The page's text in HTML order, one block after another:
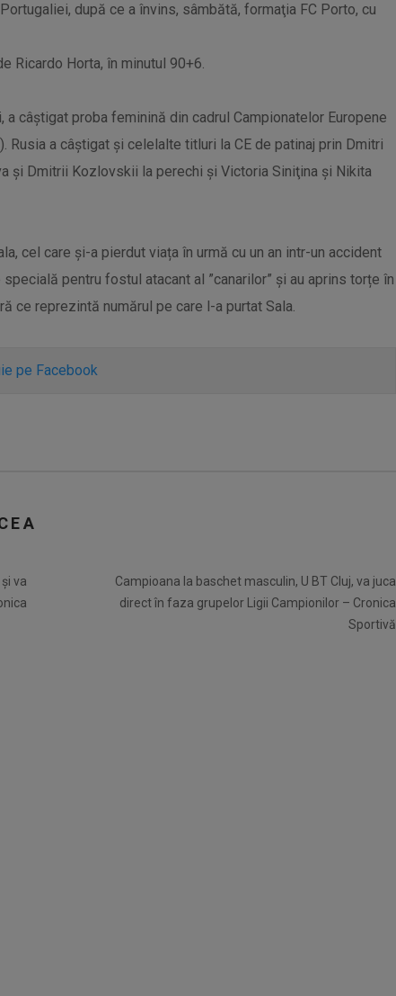
după ce a învins, sâmbătă, formaţia FC Porto, cu
Ricardo Horta, în minutul 90+6.
a câştigat proba feminină din cadrul Campionatelor Europene
Rusia a câştigat şi celelalte titluri la CE de patinaj prin Dmitri
şi Dmitrii Kozlovskii la perechi şi Victoria Siniţina şi Nikita
cel care și-a pierdut viața în urmă cu un an intr-un accident
pentru fostul atacant al ”canarilor” și au aprins torțe în
ce reprezintă numărul pe care l-a purtat Sala.
pe Facebook
va
Campioana la baschet masculin, U BT Cluj, va juca
direct în faza grupelor Ligii Campionilor – Cronica
Sportivă